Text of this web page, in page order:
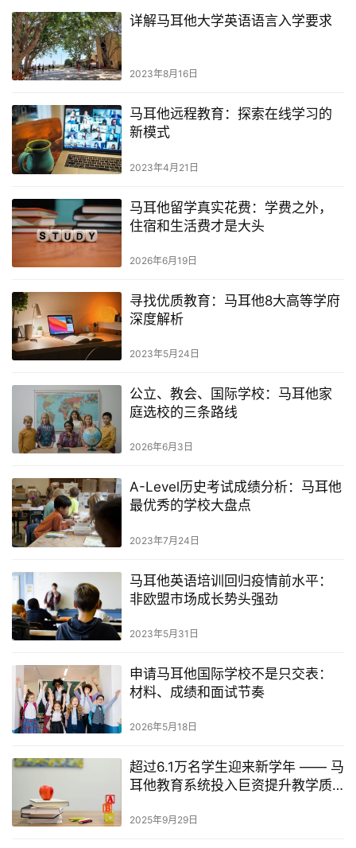
详解马耳他大学英语语言入学要求
2023年8月16日
马耳他远程教育：探索在线学习的
新模式
2023年4月21日
马耳他留学真实花费：学费之外，
住宿和生活费才是大头
2026年6月19日
寻找优质教育：马耳他8大高等学府
深度解析
2023年5月24日
公立、教会、国际学校：马耳他家
庭选校的三条路线
2026年6月3日
A-Level历史考试成绩分析：马耳他
最优秀的学校大盘点
2023年7月24日
马耳他英语培训回归疫情前水平：
非欧盟市场成长势头强劲
2023年5月31日
申请马耳他国际学校不是只交表：
材料、成绩和面试节奏
2026年5月18日
超过6.1万名学生迎来新学年 —— 马
耳他教育系统投入巨资提升教学质
2025年9月29日